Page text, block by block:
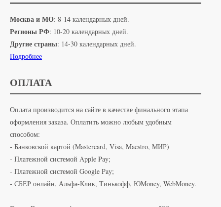
Москва и МО: 8-14 календарных дней.
Регионы РФ: 10-20 календарных дней.
Другие страны: 14-30 календарных дней.
Подробнее
ОПЛАТА
Оплата производится на сайте в качестве финального этапа
оформления заказа. Оплатить можно любым удобным
способом:
- Банковской картой (Mastercard, Visa, Maestro, МИР)
- Платежной системой Apple Pay;
- Платежной системой Google Pay;
- СБЕР онлайн, Альфа-Клик, Тинькофф, ЮMoney, WebMoney.